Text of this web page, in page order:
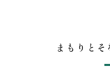
まもりと